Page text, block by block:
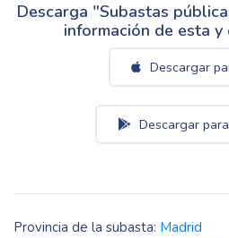
Descarga "Subastas
información de esta
Descargar
Descargar
Provincia de la subasta: Madrid